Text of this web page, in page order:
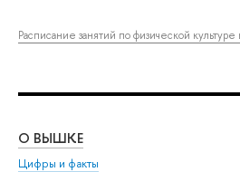
Расписание занятий по физической
О ВЫШКЕ
Цифры и факты